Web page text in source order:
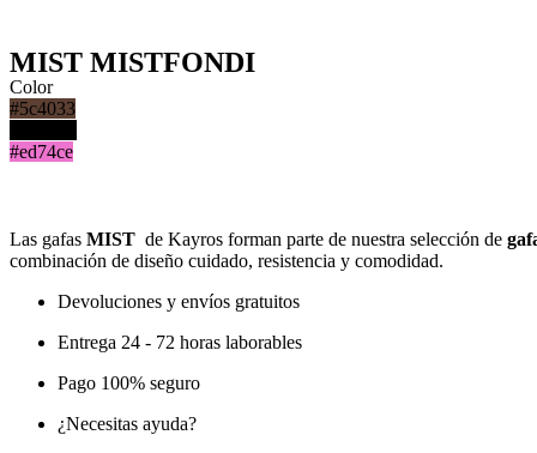
MIST MISTFONDI
Color
#5c4033
#ed74ce
Las gafas MIST de Kayros forman parte de nuestra selección de
combinación de diseño cuidado, resistencia y comodidad.
Devoluciones y envíos gratuitos
Entrega 24 - 72 horas laborables
Pago 100% seguro
¿Necesitas ayuda?